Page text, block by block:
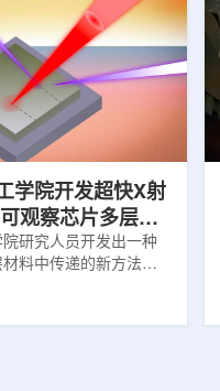
中微子探测器模块的
由近探测器和远探测
位于费米实验室，远
他州桑福德地下研究
处。两个探测器都将采
室技术，用于记录中微
学院开发超快X射
观察芯片多层结
研究人员开发出一种
料中传递的新方法，
算机芯片等电子器件